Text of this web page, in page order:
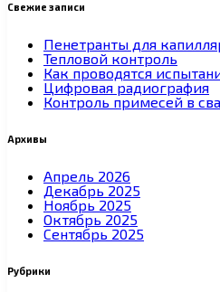
Свежие записи
Пенетранты для
Тепловой контроль
Как проводятся
Цифровая радиография
Контроль примесей в
Архивы
Апрель 2026
Декабрь 2025
Ноябрь 2025
Октябрь 2025
Сентябрь 2025
Рубрики